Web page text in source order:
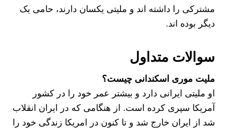
مشترکی را داشته اند و ملیتی یکسان دارند، حامی یک
دیگر بوده اند.
سوالات متداول
ملیت موری اسکندانی چیست؟
او ملیتی ایرانی دارد و بیشتر عمر خود را در کشور
آمریکا سپری کرده است. از هنگامی که در ایران انقلاب
شد از ایران خارج شد و تا کنون در امریکا زندگی خود را